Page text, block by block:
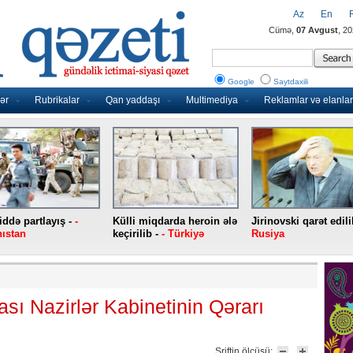
Rubrikalar Qan yaddaşı Multimediya Reklamlar və elanlar
Az En
Cümə, 07 Avgust ,
Google Saytdaxili
partlayış - -
Külli miqdarda heroin ələ
keçirilib - - Türkiyə
Jirinovski qarət
Rusiya
Nazirlər Kabinetinin Qərarı